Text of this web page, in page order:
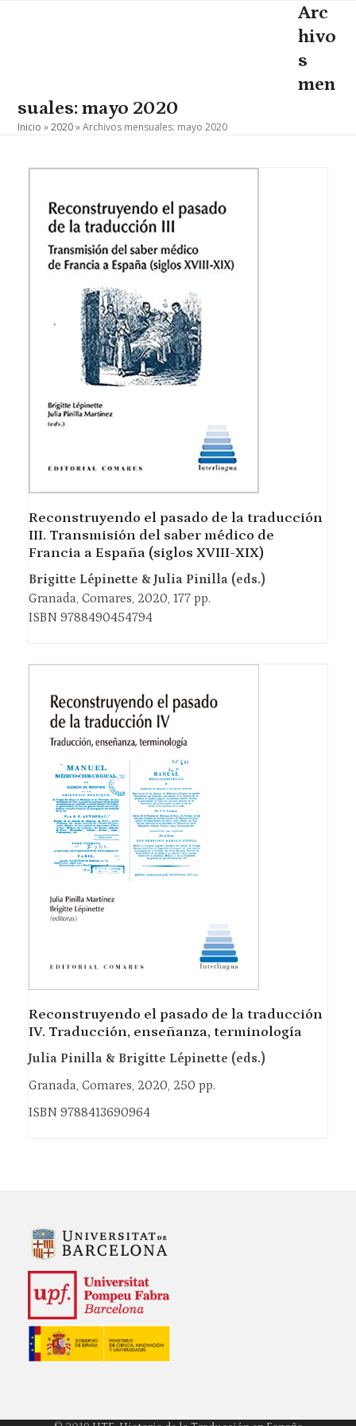
Arc
hivo
s
men
suales: mayo 2020
Inicio »2020»Archivos mensuales: mayo 2020
Reconstruyendo el pasado de la traducción
III. Transmisión del saber médico de
Francia a España (siglos XVIII-XIX)
Brigitte Lépinette & Julia Pinilla (eds.)
Granada, Comares, 2020, 177 pp.
ISBN 9788490454794
Reconstruyendo el pasado de la traducción
IV. Traducción, enseñanza, terminología
Julia Pinilla & Brigitte Lépinette (eds.)
Granada, Comares, 2020, 250 pp.
ISBN 9788413690964